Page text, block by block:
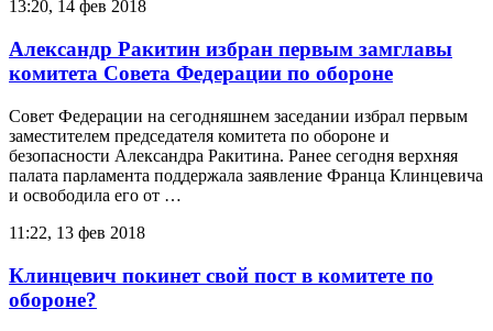
13:20, 14 фев 2018
Александр Ракитин избран первым замглавы
комитета Совета Федерации по обороне
Совет Федерации на сегодняшнем заседании избрал первым
заместителем председателя комитета по обороне и
безопасности Александра Ракитина. Ранее сегодня верхняя
палата парламента поддержала заявление Франца Клинцевича
и освободила его от …
11:22, 13 фев 2018
Клинцевич покинет свой пост в комитете по
обороне?